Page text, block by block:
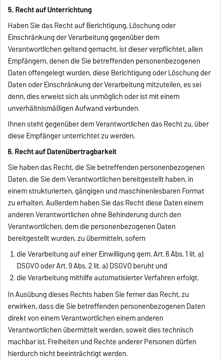
5. Recht auf Unterrichtung
Haben Sie das Recht auf Berichtigung, Löschung oder
Einschränkung der Verarbeitung gegenüber dem
Verantwortlichen geltend gemacht, ist dieser verpflichtet, allen
Empfängern, denen die Sie betreffenden personenbezogenen
Daten offengelegt wurden, diese Berichtigung oder Löschung der
Daten oder Einschränkung der Verarbeitung mitzuteilen, es sei
denn, dies erweist sich als unmöglich oder ist mit einem
unverhältnismäßigen Aufwand verbunden.
Ihnen steht gegenüber dem Verantwortlichen das Recht zu, über
diese Empfänger unterrichtet zu werden.
6. Recht auf Datenübertragbarkeit
Sie haben das Recht, die Sie betreffenden personenbezogenen
Daten, die Sie dem Verantwortlichen bereitgestellt haben, in
einem strukturierten, gängigen und maschinenlesbaren Format
zu erhalten. Außerdem haben Sie das Recht diese Daten einem
anderen Verantwortlichen ohne Behinderung durch den
Verantwortlichen, dem die personenbezogenen Daten
bereitgestellt wurden, zu übermitteln, sofern
die Verarbeitung auf einer Einwilligung gem. Art. 6 Abs. 1 lit. a)
DSGVO oder Art. 9 Abs. 2 lit. a) DSGVO beruht und
die Verarbeitung mithilfe automatisierter Verfahren erfolgt.
In Ausübung dieses Rechts haben Sie ferner das Recht, zu
erwirken, dass die Sie betreffenden personenbezogenen Daten
direkt von einem Verantwortlichen einem anderen
Verantwortlichen übermittelt werden, soweit dies technisch
machbar ist. Freiheiten und Rechte anderer Personen dürfen
hierdurch nicht beeinträchtigt werden.